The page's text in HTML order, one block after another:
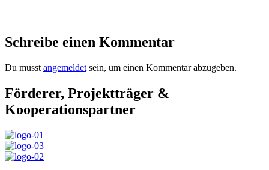
Schreibe einen Kommentar
Du musst angemeldet sein, um einen Kommentar abzugeben.
Förderer, Projektträger &
Kooperationspartner